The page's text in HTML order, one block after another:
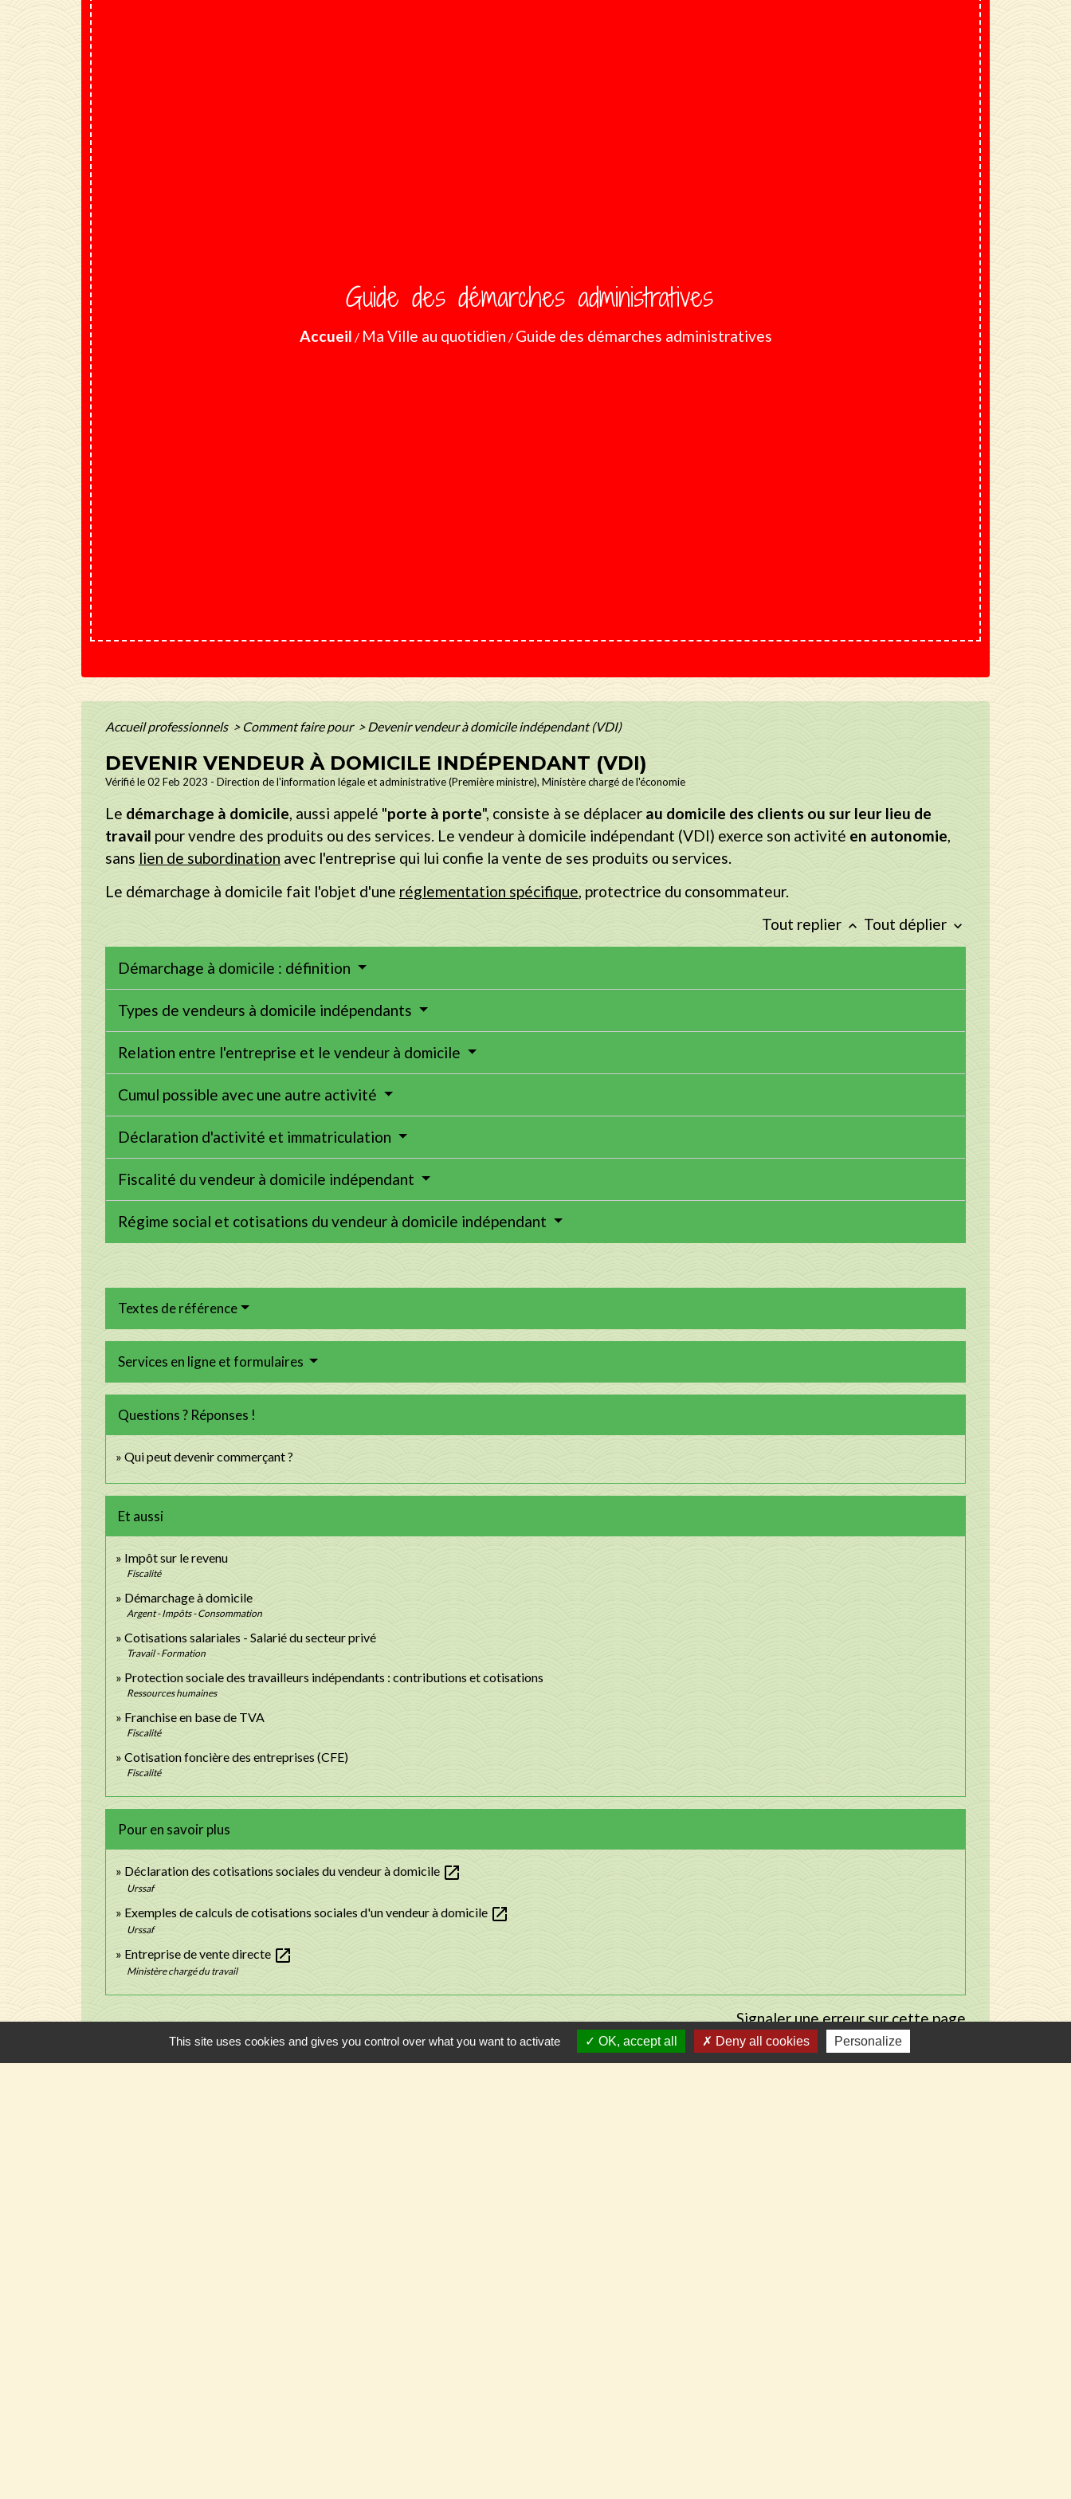
Guide des démarches administratives
Accueil / Ma Ville au quotidien / Guide des démarches administratives
Accueil professionnels > Comment faire pour > Devenir vendeur à domicile indépendant (VDI)
DEVENIR VENDEUR À DOMICILE INDÉPENDANT (VDI)
Vérifié le 02 Feb 2023 - Direction de l'information légale et administrative (Première ministre), Ministère chargé de l'économie
Le démarchage à domicile, aussi appelé "porte à porte", consiste à se déplacer au domicile des clients ou sur leur lieu de
travail pour vendre des produits ou des services. Le vendeur à domicile indépendant (VDI) exerce son activité en autonomie,
sans lien de subordination avec l'entreprise qui lui confie la vente de ses produits ou services.
Le démarchage à domicile fait l'objet d'une réglementation spécifique, protectrice du consommateur.
Tout replier keyboard_arrow_up Tout déplier keyboard_arrow_down
Démarchage à domicile : définition
Types de vendeurs à domicile indépendants
Relation entre l'entreprise et le vendeur à domicile
Cumul possible avec une autre activité
Déclaration d'activité et immatriculation
Fiscalité du vendeur à domicile indépendant
Régime social et cotisations du vendeur à domicile indépendant
Textes de référence
Services en ligne et formulaires
Questions ? Réponses !
Qui peut devenir commerçant ?
Et aussi
Impôt sur le revenu
Fiscalité
Démarchage à domicile
Argent - Impôts - Consommation
Cotisations salariales - Salarié du secteur privé
Travail - Formation
Protection sociale des travailleurs indépendants : contributions et cotisations
Ressources humaines
Franchise en base de TVA
Fiscalité
Cotisation foncière des entreprises (CFE)
Fiscalité
Pour en savoir plus
Déclaration des cotisations sociales du vendeur à domicile open_in_new
Urssaf
Exemples de calculs de cotisations sociales d'un vendeur à domicile open_in_new
Urssaf
Entreprise de vente directe open_in_new
Ministère chargé du travail
Signaler une erreur sur cette page
This site uses cookies and gives you control over what you want to activate OK, accept all Deny all cookies Personalize